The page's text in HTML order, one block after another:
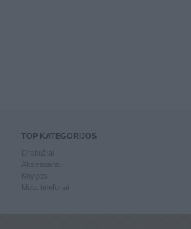
TOP KATEGORIJOS
Knygos
Mob. telefonai